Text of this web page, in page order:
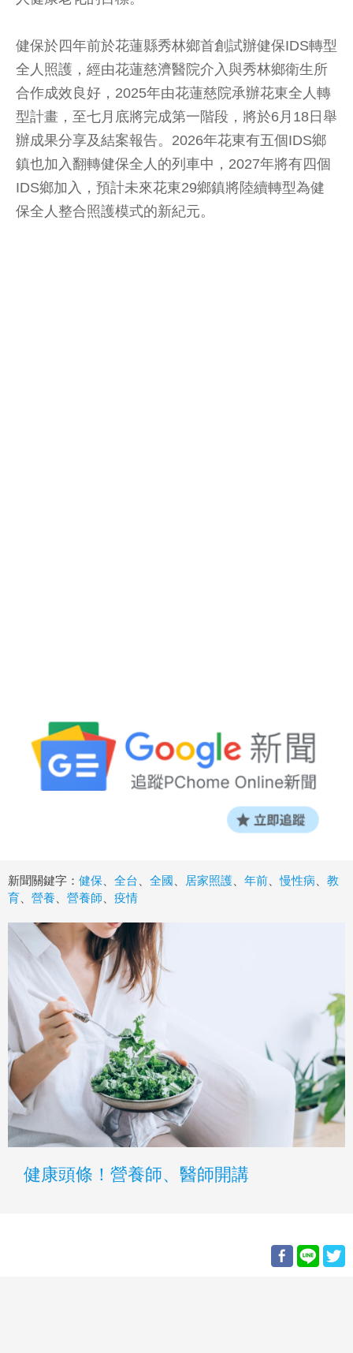
健保於四年前於花蓮縣秀林鄉首創試辦健保IDS轉型
全人照護，經由花蓮慈濟醫院介入與秀林鄉衛生所
合作成效良好，2025年由花蓮慈院承辦花東全人轉
型計畫，至七月底將完成第一階段，將於6月18日舉
辦成果分享及結案報告。2026年花東有五個IDS鄉
鎮也加入翻轉健保全人的列車中，2027年將有四個
IDS鄉加入，預計未來花東29鄉鎮將陸續轉型為健
保全人整合照護模式的新紀元。
新聞關鍵字： 健保 全台 全國 居家照護 年前 、慢性病
教
育
營養 營養師 疫情
健康頭條！營養師、醫師開講